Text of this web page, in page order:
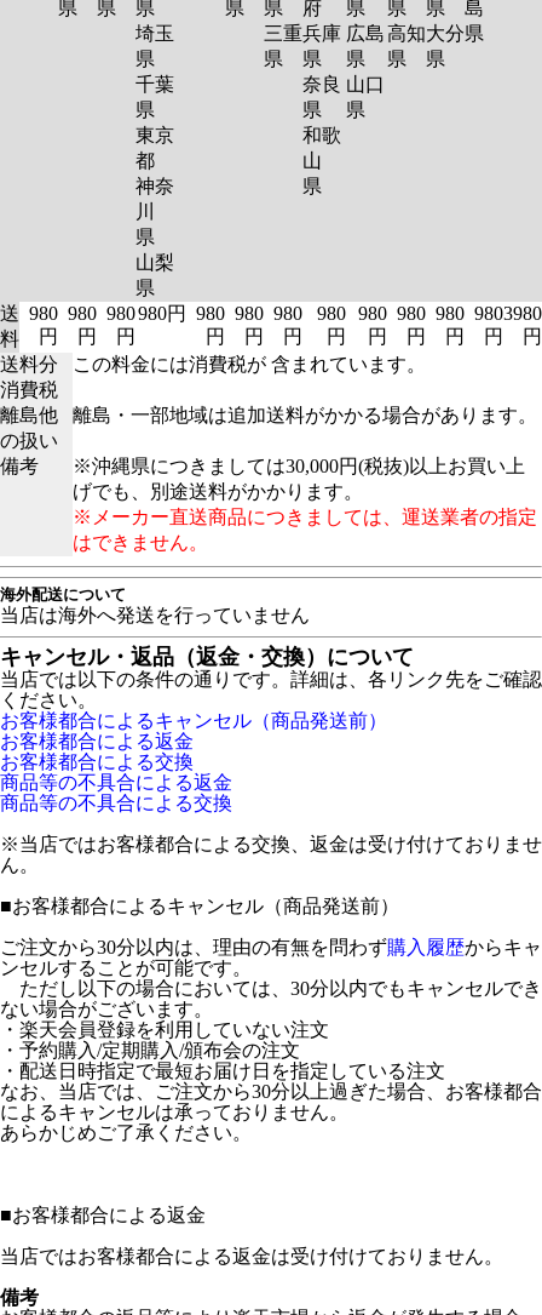
県 県 県
埼玉
県
千葉
県
東京
都
神奈
川
県
山梨
県
県 県
三重
県
府
兵庫
県
奈良
県
和歌
山
県
県
広島
県
山口
県
県
高知
県
県
大分
県
島
県
送
料
980
円
980
円
980
円
980円
980
円
980
円
980
円
980
円
980
円
980
円
980
円
980
円
3980
円
送料分
消費税
この料金には消費税が 含まれています。
離島他
の扱い
離島・一部地域は追加送料がかかる場合があります。
備考
※沖縄県につきましては30,000円(税抜)以上お買い上
げでも、別途送料がかかります。
※メーカー直送商品につきましては、運送業者の指定
はできません。
海外配送について
当店は海外へ発送を行っていません
キャンセル・返品（返金・交換）について
当店では以下の条件の通りです。詳細は、各リンク先をご確認
ください。
お客様都合によるキャンセル（商品発送前）
お客様都合による返金
お客様都合による交換
商品等の不具合による返金
商品等の不具合による交換
※当店ではお客様都合による交換、返金は受け付けておりませ
ん。
■お客様都合によるキャンセル（商品発送前）
ご注文から30分以内は、理由の有無を問わず購入履歴からキャ
ンセルすることが可能です。
ただし以下の場合においては、30分以内でもキャンセルでき
ない場合がございます。
・楽天会員登録を利用していない注文
・予約購入/定期購入/頒布会の注文
・配送日時指定で最短お届け日を指定している注文
なお、当店では、ご注文から30分以上過ぎた場合、お客様都合
によるキャンセルは承っておりません。
あらかじめご了承ください。
■お客様都合による返金
当店ではお客様都合による返金は受け付けておりません。
備考